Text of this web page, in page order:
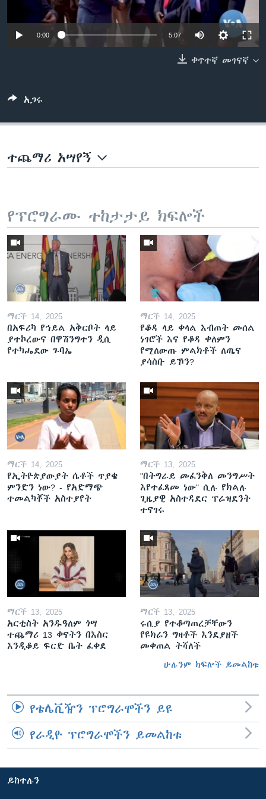
ቋንቋዎች
0:00 5:07
ቀጥተኛ መገናኛ
አጋሩ
ተጨማሪ አሣየኝ
የፕሮግራሙ ተከታታይ ክፍሎች
ማርች 14, 2025
በአፍሪካ የኅይል አቅርቦት ላይ
ያተኮረውና በዋሽንግተን ዲሲ
የተካሔደው ጉባኤ
ማርች 14, 2025
የቆዳ ላይ ቀላል እብጠት መሰል
ነገሮች እና የቆዳ ቀለምን
የሚለውጡ ምልክቶች ለጤና
ያሳስቡ ይኾን?
ማርች 14, 2025
የኢትዮጵያውያት ሴቶች ጥያቄ
ምንድን ነው? - የአድማጭ
ተመልካቾች አስተያየት
ማርች 13, 2025
"በትግራይ መፈንቅለ መንግሥት
እየተፈጸመ ነው" ሲሉ የክልሉ
ጊዜያዊ አስተዳደር ፕሬዝደንት
ተናገሩ
ማርች 13, 2025
አርቲስት አንዱዓለም ጎሣ
ተጨማሪ 13 ቀናትን በእስር
እንዲቆይ ፍርድ ቤት ፈቀደ
ማርች 13, 2025
ሩሲያ የተቆጣጠረቻቸውን
የዩክሬን ግዛቶች እንደያዘች
መቀጠል ትሻለች
ሁሉንም ክፍሎች ይመልከቱ
የቴሌቪዥን ፕሮግራሞችን ይዩ
የራዲዮ ፕሮግራሞችን ይመልከቱ
ይከተሉን